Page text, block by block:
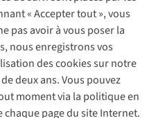
Chaussures
de randonnée
« Accepter tout », vous
pas avoir à vous poser la
nous enregistrons vos
des cookies sur notre
deux ans. Vous pouvez
moment via la politique en
chaque page du site Internet.